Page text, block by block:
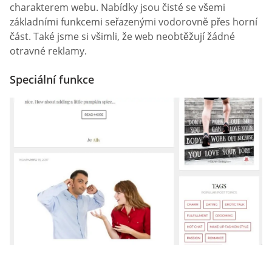
charakterem webu. Nabídky jsou čisté se všemi
základními funkcemi seřazenými vodorovně přes horní
část. Také jsme si všimli, že web neobtěžují žádné
otravné reklamy.
Speciální funkce